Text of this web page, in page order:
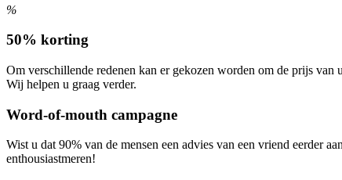
%
50% korting
Om verschillende redenen kan er gekozen worden om de prijs
Wij helpen u graag verder.
Word-of-mouth campagne
Wist u dat 90% van de mensen een advies van een vriend eerder
enthousiastmeren!